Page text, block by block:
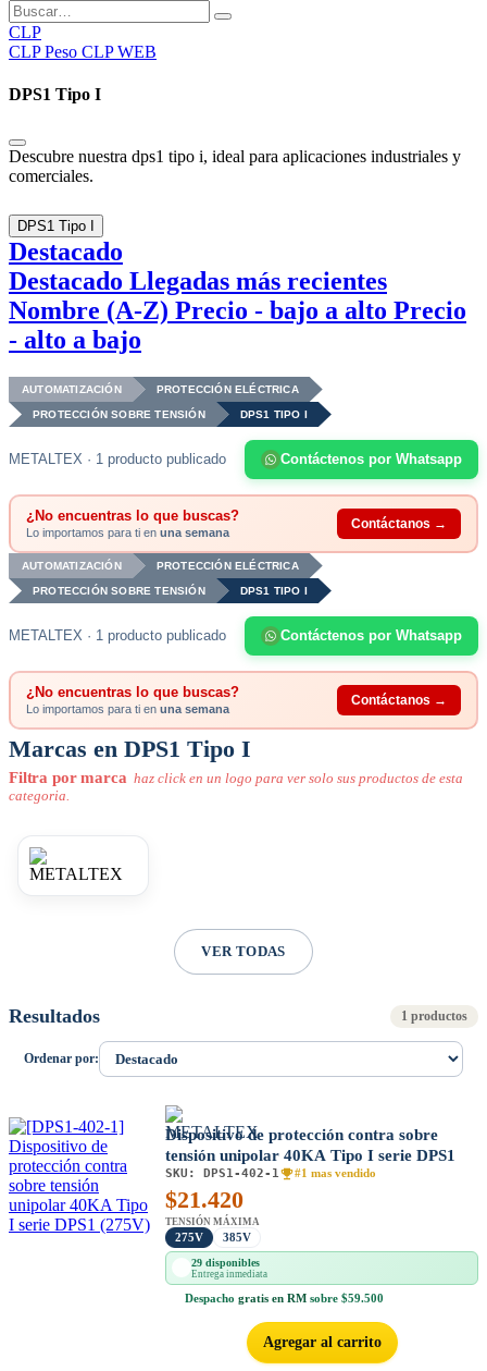
CLP
CLP Peso CLP WEB
DPS1 Tipo I
Descubre nuestra dps1 tipo i, ideal para aplicaciones industriales y
comerciales.
DPS1 Tipo I
Destacado
Destacado Llegadas más recientes
Nombre (A-Z) Precio - bajo a alto Precio
- alto a bajo
AUTOMATIZACIÓN PROTECCIÓN ELÉCTRICA
PROTECCIÓN SOBRE TENSIÓN DPS1 TIPO I
METALTEX · 1 producto publicado Contáctenos por Whatsapp
¿No encuentras lo que buscas?
Lo importamos para ti en una semana
Contáctanos →
AUTOMATIZACIÓN PROTECCIÓN ELÉCTRICA
PROTECCIÓN SOBRE TENSIÓN DPS1 TIPO I
METALTEX · 1 producto publicado Contáctenos por Whatsapp
¿No encuentras lo que buscas?
Lo importamos para ti en una semana
Contáctanos →
Marcas en DPS1 Tipo I
Filtra por marca haz click en un logo para ver solo sus productos de esta
categoria.
VER TODAS
Resultados 1 productos
Ordenar por:
Dispositivo de protección contra sobre
tensión unipolar 40KA Tipo I serie DPS1
SKU: DPS1-402-1 #1 mas vendido
$21.420
TENSIÓN MÁXIMA
275V 385V
29 disponibles
Entrega inmediata
Despacho gratis en RM sobre $59.500
Agregar al carrito